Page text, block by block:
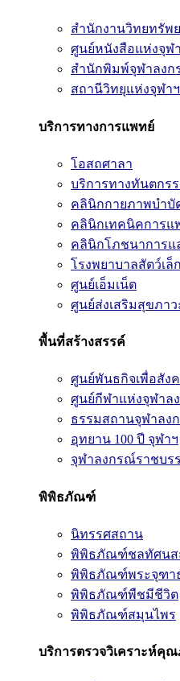
สำนักงานวิทยทรัพ
ศูนย์หนังสือแห่งจุฬ
สำนักพิมพ์จุฬาลง
สถานีวิทยุแห่งจุฬาฯ
บริการทางการแพทย์
โอสถศาลา
บริการทางทันตกร
คลินิกกายภาพบำบั
คลินิกเทคนิคการแ
คลินิกโภชนาการแ
โรงพยาบาลสัตว์เล็
ศูนย์เอ็มเน็ต
ศูนย์ส่งเสริมสุขภาว
พื้นที่สร้างสรรค์
ศูนย์พันธกิจเพื่อสัง
ศูนย์กีฬาแห่งจุฬาล
ธรรมสถานจุฬาลง
อุทยาน 100 ปี จุฬาฯ
จุฬาลงกรณ์ราชบร
พิพิธภัณฑ์
นิทรรศสถาน
พิพิธภัณฑ์ชลทัศนส
พิพิธภัณฑ์พระจุฑา
พิพิธภัณฑ์พืชมีชีวิต
พิพิธภัณฑ์สมุนไพร
บริการตรวจวิเคราะห์คุ